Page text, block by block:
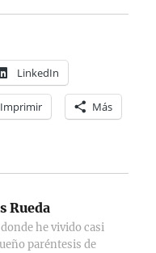
LinkedIn
Imprimir Más
Rueda
he vivido casi
paréntesis de